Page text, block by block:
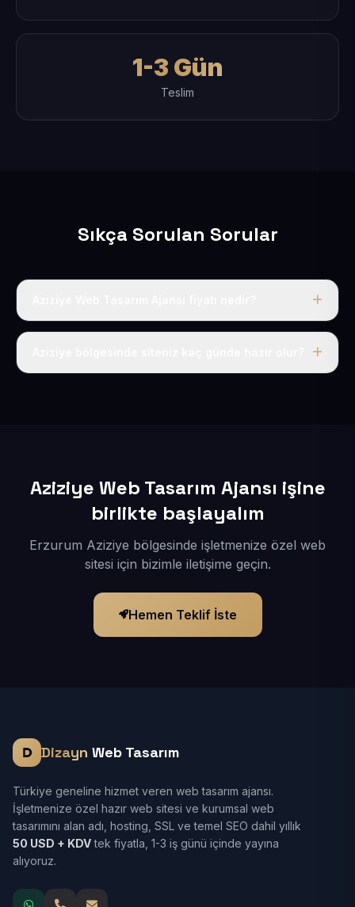
1-3 Gün
Teslim
Sıkça Sorulan Sorular
Tek fiyat uygulanır: yıllık 50 USD + KDV. Bu bedele alan
Aziziye Web Tasarım Ajansı işine
birlikte başlayalım
Erzurum Aziziye bölgesinde işletmenize özel web
sitesi için bizimle iletişime geçin.
Hemen Teklif İste
Dizayn Web Tasarım
Türkiye geneline hizmet veren web tasarım ajansı.
İşletmenize özel hazır web sitesi ve kurumsal web
tasarımını alan adı, hosting, SSL ve temel SEO dahil yıllık
50 USD + KDVtek fiyatla, 1-3 iş günü içinde yayına
alıyoruz.